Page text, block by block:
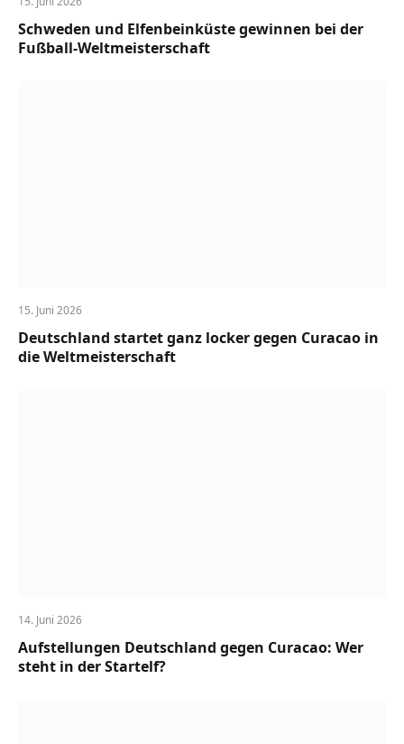
Schweden und Elfenbeinküste gewinnen bei der
Fußball-Weltmeisterschaft
15. Juni 2026
Deutschland startet ganz locker gegen Curacao in
die Weltmeisterschaft
14. Juni 2026
Aufstellungen Deutschland gegen Curacao: Wer
steht in der Startelf?